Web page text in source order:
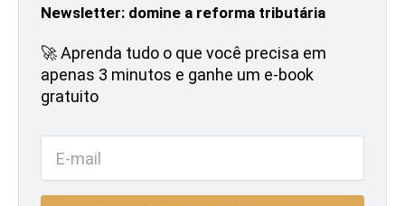
Newsletter: domine a reforma tributária
🚀 Aprenda tudo o que você precisa em
apenas 3 minutos e ganhe um e-book
gratuito